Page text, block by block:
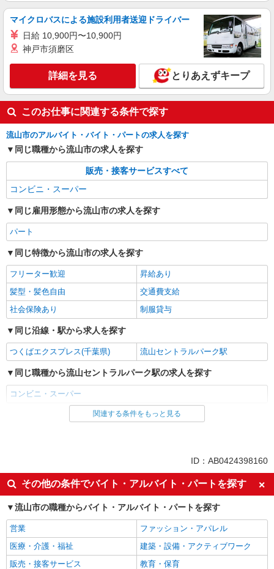
マイクロバスによる施設利用者送迎ドライバー
日給 10,900円〜10,900円
神戸市須磨区
詳細を見る とりあえずキープ
このお仕事に関連する条件で探す
流山市のアルバイト・バイト・パートの求人を探す
同じ職種から流山市の求人を探す
販売・接客サービスすべて
コンビニ・スーパー
同じ雇用形態から流山市の求人を探す
パート
同じ特徴から流山市の求人を探す
フリーター歓迎
昇給あり
髪型・髪色自由
交通費支給
社会保険あり
制服貸与
同じ沿線・駅から求人を探す
つくばエクスプレス(千葉県) 流山セントラルパーク駅
同じ職種から流山セントラルパーク駅の求人を探す
コンビニ・スーパー
同じ雇用形態から流山セントラルパーク駅の求人を探す
同じ特徴から流山セントラルパーク駅の求人を探す
フリーター歓迎
昇給あり
髪型・髪色自由
交通費支給
社会保険あり
制服貸与
同じ職種から求人を探す
販売・接客サービス
関連する条件をもっと見る
ID：AB0424398160
その他の条件でバイト・アルバイト・パートを探す
流山市の職種からバイト・アルバイト・パートを探す
営業
ファッション・アパレル
医療・介護・福祉
建築・設備・アクティブワーク
販売・接客サービス
教育・保育